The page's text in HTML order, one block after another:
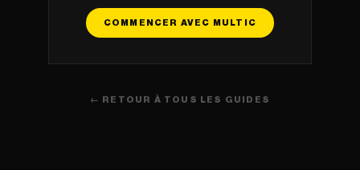
COMMENCER AVEC MULTIC
← RETOUR À TOUS LES GUIDES